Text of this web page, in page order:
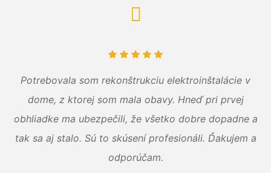
Potrebovala som rekonštrukciu elektroinštalácie v
dome, z ktorej som mala obavy. Hneď pri prvej
obhliadke ma ubezpečili, že všetko dobre dopadne a
tak sa aj stalo. Sú to skúsení profesionáli. Ďakujem a
odporúčam.